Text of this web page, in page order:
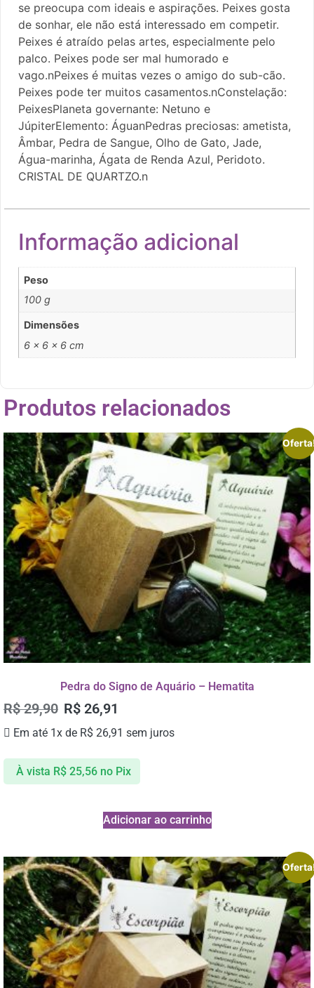
se preocupa com ideais e aspirações. Peixes gosta
de sonhar, ele não está interessado em competir.
Peixes é atraído pelas artes, especialmente pelo
palco. Peixes pode ser mal humorado e
vago.nPeixes é muitas vezes o amigo do sub-cão.
Peixes pode ter muitos casamentos.nConstelação:
PeixesPlaneta governante: Netuno e
JúpiterElemento: ÁguanPedras preciosas: ametista,
Âmbar, Pedra de Sangue, Olho de Gato, Jade,
Água-marinha, Ágata de Renda Azul, Peridoto.
CRISTAL DE QUARTZO.n
Informação adicional
Peso
100 g
Dimensões
6 × 6 × 6 cm
Produtos relacionados
Pedra do Signo de Aquário – Hematita
R$29,90 R$ 26,91
Em até 1x de R$ 26,91 sem juros
À vista R$25,56 no Pix
Adicionar ao carrinho